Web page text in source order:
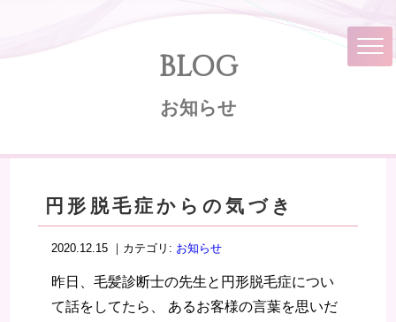
BLOG
お知らせ
円形脱毛症からの気づき
2020.12.15 ｜カテゴリ: お知らせ
昨日、毛髪診断士の先生と円形脱毛症につい
て話をしてたら、 あるお客様の言葉を思いだ